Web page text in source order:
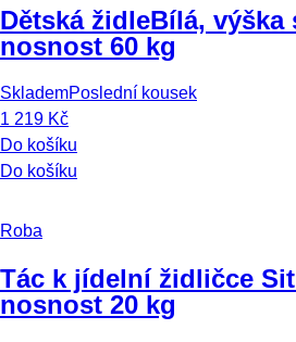
Dětská židleBílá, výška
nosnost 60 kg
SklademPoslední kousek
1 219 Kč
Do košíku
Do košíku
Roba
Tác k jídelní židličce
nosnost 20 kg